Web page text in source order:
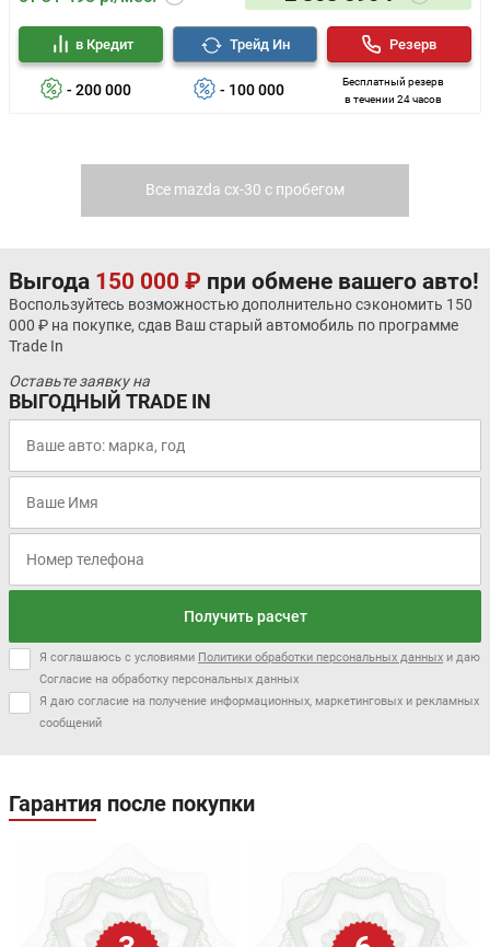
- 200 000
в Кредит
- 100 000
Трейд Ин
Бесплатный резерв
в течении 24 часов
Резерв
Все mazda cx-30 с пробегом
Выгода 150 000 ₽ при обмене вашего авто!
Воспользуйтесь возможностью дополнительно сэкономить 150
000 ₽ на покупке, сдав Ваш старый автомобиль по программе
Trade In
Оставьте заявку на
ВЫГОДНЫЙ TRADE IN
Получить расчет
Я соглашаюсь с условиями Политики обработки персональных данных и даю
Согласие на обработку персональных данных
Я даю согласие на получение информационных, маркетинговых и рекламных
сообщений
Гарантия после покупки